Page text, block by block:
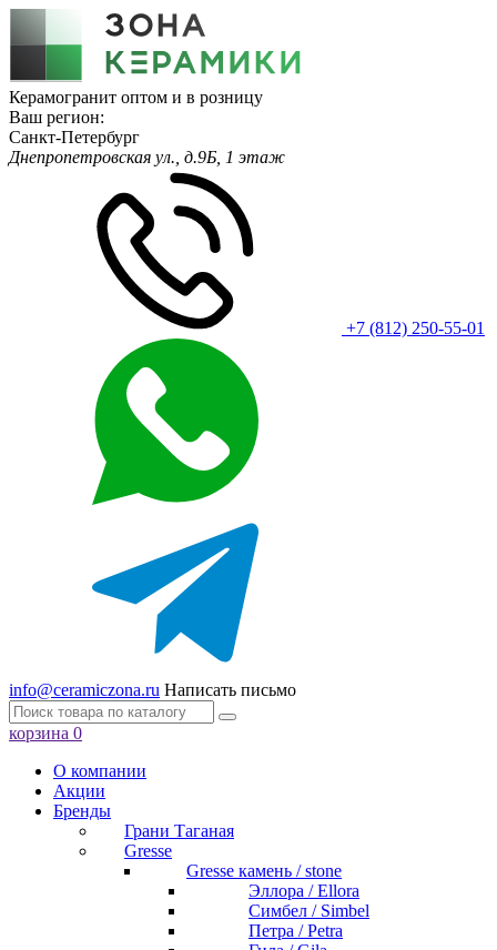
Керамогранит оптом и в розницу
Ваш регион:
Санкт-Петербург
Днепропетровская ул., д.9Б, 1 этаж
+7 (812) 250-55-01
info@ceramiczona.ru Написать письмо
корзина 0
О компании
Акции
Бренды
Грани Таганая
Gresse
Gresse камень / stone
Эллора / Ellora
Симбел / Simbel
Петра / Petra